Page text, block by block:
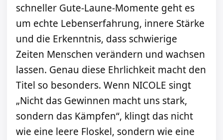
schneller Gute-Laune-Momente geht es
um echte Lebenserfahrung, innere Stärke
und die Erkenntnis, dass schwierige
Zeiten Menschen verändern und wachsen
lassen. Genau diese Ehrlichkeit macht den
Titel so besonders. Wenn NICOLE singt
„Nicht das Gewinnen macht uns stark,
sondern das Kämpfen“, klingt das nicht
wie eine leere Floskel, sondern wie eine